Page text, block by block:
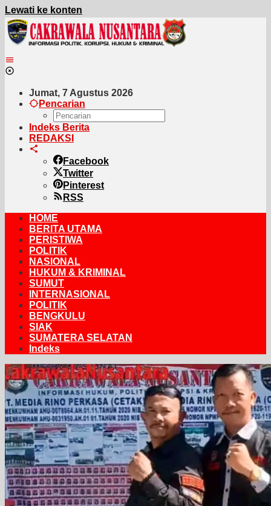
Lewati ke konten
Jumat, 7 Agustus 2026
Pencarian
Indeks Berita
REDAKSI
Facebook
Twitter
Pinterest
RSS
HOME
BERITA UTAMA
PERISTIWA
POLITIK
NASIONAL
HUKUM & KRIMINAL
SUMUT
INTERNASIONAL
POLITIK
BENGKULU
SIAK
SUMATERA SELATAN
Indeks